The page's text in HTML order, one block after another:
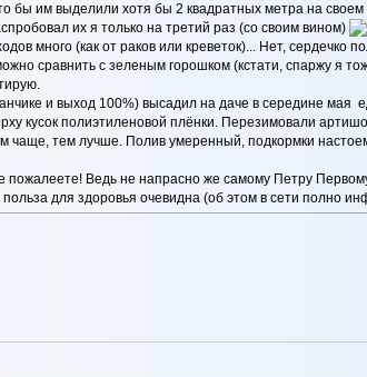
бы им выделили хотя бы 2 квадратных метра на
их я только на третий раз (со своим вином)
много (как от раков или креветок)... Нет,
сравнить с зеленым горошком (кстати, спаржу я
и выход 100%) высадил на даче в середине
кусок полиэтиленовой плёнки. Перезимовали
чаще, тем лучше. Полив умеренный, подкормки
Ведь не напрасно же самому Петру
для здоровья очевидна (об этом в сети полно